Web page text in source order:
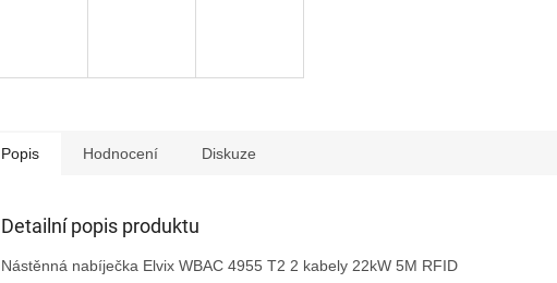
Popis Hodnocení Diskuze
Detailní popis produktu
Nástěnná nabíječka Elvix WBAC 4955 T2 2 kabely 22kW 5M RFID